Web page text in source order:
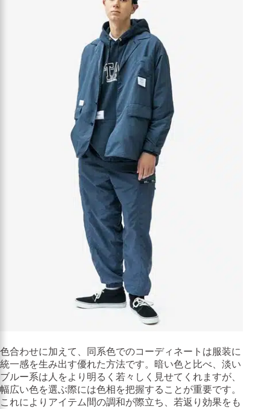
色合わせに加えて、同系色でのコーディネートは服装に
統一感を生み出す優れた方法です。暗い色と比べ、淡い
ブルー系は人をより明るく若々しく見せてくれますが、
幅広い色を選ぶ際には色相を把握することが重要です。
これによりアイテム間の調和が際立ち、若返り効果をも